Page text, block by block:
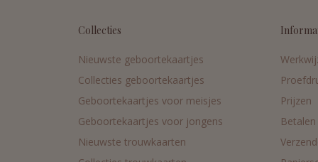
Collecties
Nieuwste geboortekaartjes
Collecties geboortekaartjes
Geboortekaartjes voor meisjes
Geboortekaartjes voor jongens
Nieuwste trouwkaarten
Prijzen
Betalen